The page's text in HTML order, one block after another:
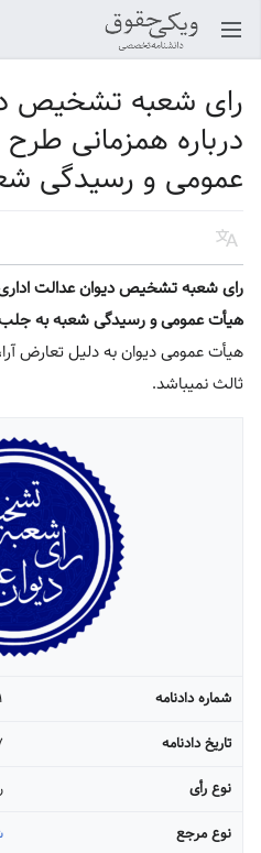
باز کردن منو اصلی
رای شعبه تشخیص
درباره همزمانی
عمومی و رسیدگی
زبان
رای شعبه تشخیص دیوان عدالت اداری
هیأت عمومی و رسیدگی شعبه به
هیأت عمومی دیوان به دلیل تعارض
ثالث نمیباشد.
شماره دادنامه
تاریخ دادنامه
نوع رأی
نوع مرجع